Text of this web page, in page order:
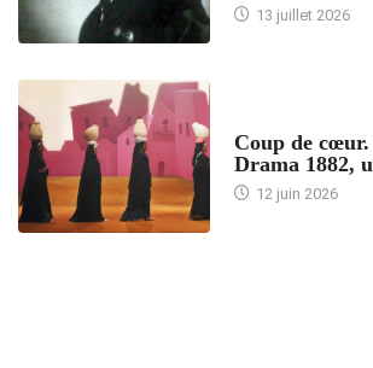
13 juillet 2026
Coup de
Drama 1882,
12 juin 2026